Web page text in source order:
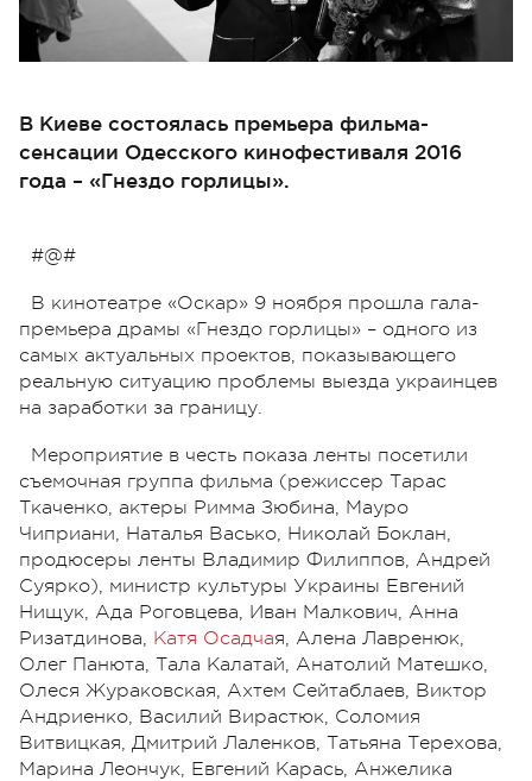
В Киеве состоялась премьера фильма-
сенсации Одесского кинофестиваля 2016
года – «Гнездо горлицы».
#@#
В кинотеатре «Оскар» 9 ноября прошла гала-
премьера драмы «Гнездо горлицы» – одного из
самых актуальных проектов, показывающего
реальную ситуацию проблемы выезда украинцев
на заработки за границу.
Мероприятие в честь показа ленты посетили
съемочная группа фильма (режиссер Тарас
Ткаченко, актеры Римма Зюбина, Мауро
Чиприани, Наталья Васько, Николай Боклан,
продюсеры ленты Владимир Филиппов, Андрей
Суярко), министр культуры Украины Евгений
Нищук, Ада Роговцева, Иван Малкович, Анна
Ризатдинова, Катя Осадчая, Алена Лавренюк,
Олег Панюта, Тала Калатай, Анатолий Матешко,
Олеся Жураковская, Ахтем Сейтаблаев, Виктор
Андриенко, Василий Вирастюк, Соломия
Витвицкая, Дмитрий Лаленков, Татьяна Терехова,
Марина Леончук, Евгений Карась, Анжелика